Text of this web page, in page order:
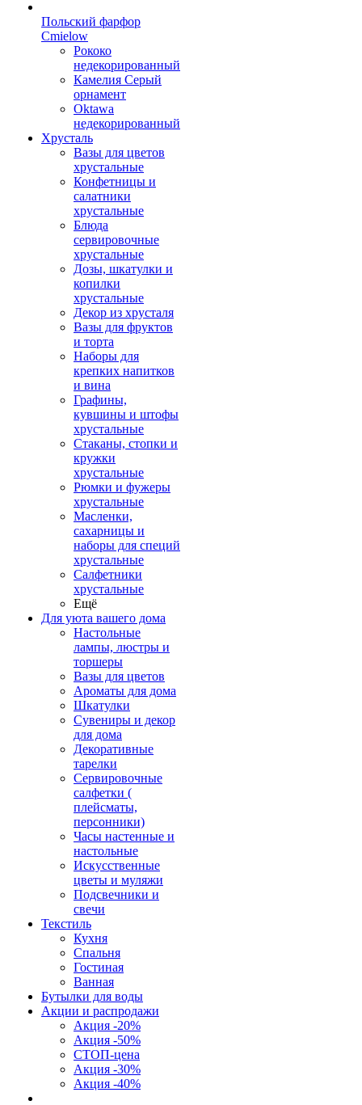
Польский фарфор
Сmielow
Рококо
недекорированный
Камелия Серый
орнамент
Oktawa
недекорированный
Хрусталь
Вазы для цветов
хрустальные
Конфетницы и
салатники
хрустальные
Блюда
сервировочные
хрустальные
Дозы, шкатулки и
копилки
хрустальные
Декор из хрусталя
Вазы для фруктов
и торта
Наборы для
крепких напитков
и вина
Графины,
кувшины и штофы
хрустальные
Стаканы, стопки и
кружки
хрустальные
Рюмки и фужеры
хрустальные
Масленки,
сахарницы и
наборы для специй
хрустальные
Салфетники
хрустальные
Ещё
Для уюта вашего дома
Настольные
лампы, люстры и
торшеры
Вазы для цветов
Ароматы для дома
Шкатулки
Сувениры и декор
для дома
Декоративные
тарелки
Сервировочные
салфетки (
плейсматы,
персонники)
Часы настенные и
настольные
Искусственные
цветы и муляжи
Подсвечники и
свечи
Текстиль
Кухня
Спальня
Гостиная
Ванная
Бутылки для воды
Акции и распродажи
Акция -20%
Акция -50%
СТОП-цена
Акция -30%
Акция -40%